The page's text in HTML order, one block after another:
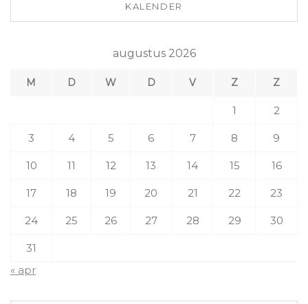
KALENDER
augustus 2026
M D W D V Z Z
1 2
3 4 5 6 7 8 9
10 11 12 13 14 15 16
17 18 19 20 21 22 23
24 25 26 27 28 29 30
31
« apr